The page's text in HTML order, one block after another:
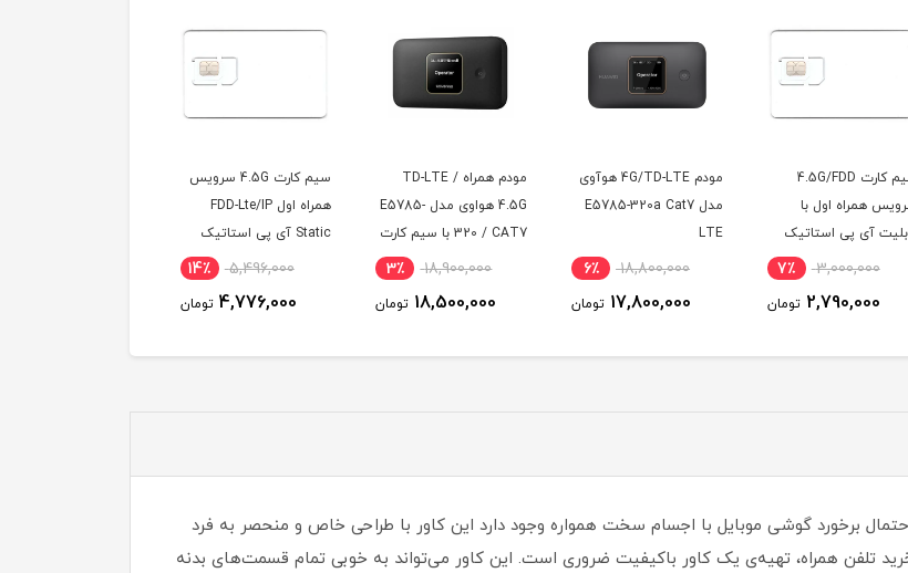
مودم 4G/TD-LTE هوآوی
مدل E5785-320a Cat7
18,800,000 6٪
17,800,000 تومان
مودم همراه TD-LTE /
4.5G هواوی مدل E5785-
TD-LTE و اینترنت 50 18,900,000 3٪
18,500,000 تومان
سیم کارت 4.5G سرویس
همراه اول FDD-Lte/IP
Static آی پی استاتیک
شش ماهه (مخصوص
5,496,000 14٪
4,776,000 تومان
سیم کارت همراه اول FDD
با 600 گیگ اینترنت
یکساله (مخصوص مودم)
5,990,000 9٪
5,490,000 تومان
برخورد گوشی موبایل با اجسام سخت همواره وجود دارد این کاور با طراحی خاص و منحصر به فرد
تلفن همراه، تهیه‌ی یک کاور با‌کیفیت ضروری است‏.‏ این کاور می‌تواند به خوبی تمام قسمت‌های بدنه